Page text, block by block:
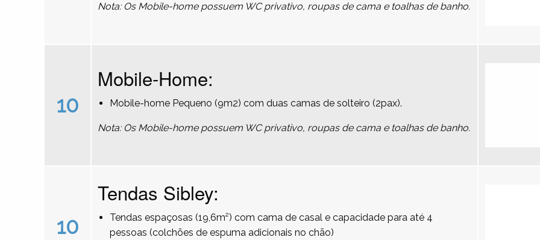
Nota: Os Mobile-home possuem WC privativo, roupas de cama e toalhas de banho.
10
Mobile-Home:
Mobile-home Pequeno (9m2) com duas camas de solteiro (2pax).
Nota: Os Mobile-home possuem WC privativo, roupas de cama e toalhas de banho.
10
Tendas Sibley:
Tendas espaçosas (19,6m²) com cama de casal e capacidade para até 4
pessoas (colchões de espuma adicionais no chão)